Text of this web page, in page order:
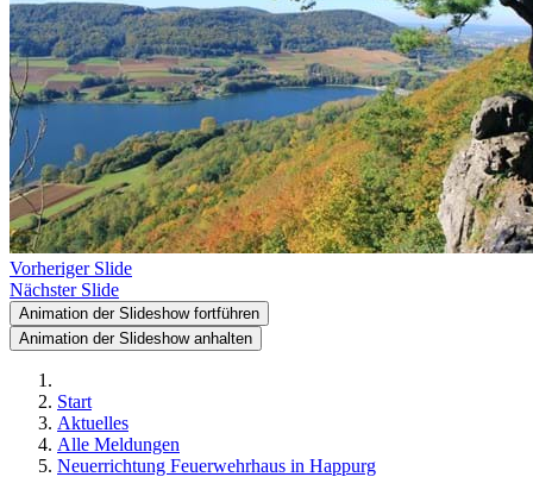
Vorheriger Slide
Nächster Slide
Animation der Slideshow fortführen
Animation der Slideshow anhalten
Start
Aktuelles
Alle Meldungen
Neuerrichtung Feuerwehrhaus in Happurg